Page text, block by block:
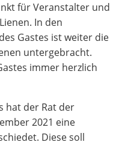
für Veranstalter und
In den
Gastes ist weiter die
untergebracht.
immer herzlich
hat der Rat der
2021 eine
Diese soll